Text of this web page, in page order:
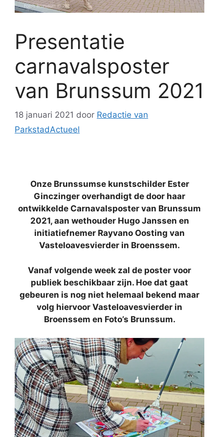
Presentatie
carnavalsposter
van Brunssum 2021
18 januari 2021 door Redactie van
ParkstadActueel
Onze Brunssumse kunstschilder Ester
Ginczinger overhandigt de door haar
ontwikkelde Carnavalsposter van Brunssum
2021, aan wethouder Hugo Janssen en
initiatiefnemer Rayvano Oosting van
Vasteloavesvierder in Broenssem.
Vanaf volgende week zal de poster voor
publiek beschikbaar zijn. Hoe dat gaat
gebeuren is nog niet helemaal bekend maar
volg hiervoor Vasteloavesvierder in
Broenssem en Foto’s Brunssum.